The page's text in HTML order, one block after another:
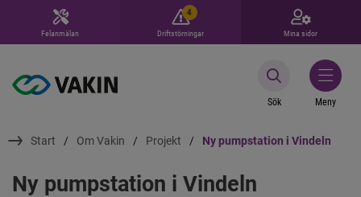
Felanmälan
4
Driftstörningar Mina sidor
Sök Meny
Start Om Vakin Projekt Ny pumpstation i Vindeln
Ny pumpstation i Vindeln